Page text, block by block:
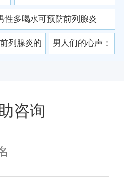
是多少?
性多喝水可预防前列腺炎
列腺炎的 男人们的心声：
咨询